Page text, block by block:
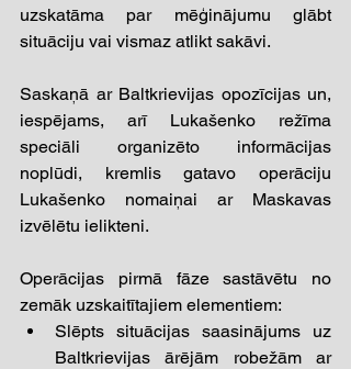
uzskatāma par mēģinājumu glābt
situāciju vai vismaz atlikt sakāvi.
Saskaņā ar Baltkrievijas opozīcijas un,
iespējams, arī Lukašenko režīma
speciāli organizēto informācijas
noplūdi, kremlis gatavo operāciju
Lukašenko nomaiņai ar Maskavas
izvēlētu ielikteni.
Operācijas pirmā fāze sastāvētu no
zemāk uzskaitītajiem elementiem:
Slēpts situācijas saasinājums uz
Baltkrievijas ārējām robežām ar